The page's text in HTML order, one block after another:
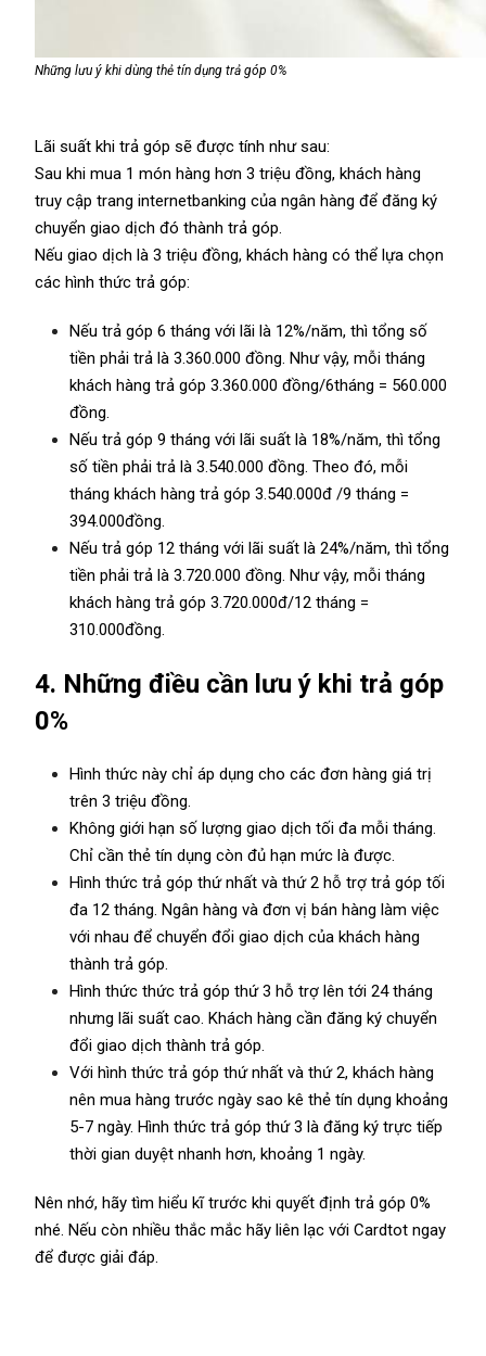
Những lưu ý khi dùng thẻ tín dụng trả góp 0%
Lãi suất khi trả góp sẽ được tính như sau:
Sau khi mua 1 món hàng hơn 3 triệu đồng, khách hàng
truy cập trang internetbanking của ngân hàng để đăng ký
chuyển giao dịch đó thành trả góp.
Nếu giao dịch là 3 triệu đồng, khách hàng có thể lựa chọn
các hình thức trả góp:
Nếu trả góp 6 tháng với lãi là 12%/năm, thì tổng số
tiền phải trả là 3.360.000 đồng. Như vậy, mỗi tháng
khách hàng trả góp 3.360.000 đồng/6tháng = 560.000
đồng.
Nếu trả góp 9 tháng với lãi suất là 18%/năm, thì tổng
số tiền phải trả là 3.540.000 đồng. Theo đó, mỗi
tháng khách hàng trả góp 3.540.000đ /9 tháng =
394.000đồng.
Nếu trả góp 12 tháng với lãi suất là 24%/năm, thì tổng
tiền phải trả là 3.720.000 đồng. Như vậy, mỗi tháng
khách hàng trả góp 3.720.000đ/12 tháng =
310.000đồng.
4. Những điều cần lưu ý khi trả góp
0%
Hình thức này chỉ áp dụng cho các đơn hàng giá trị
trên 3 triệu đồng.
Không giới hạn số lượng giao dịch tối đa mỗi tháng.
Chỉ cần thẻ tín dụng còn đủ hạn mức là được.
Hình thức trả góp thứ nhất và thứ 2 hỗ trợ trả góp tối
đa 12 tháng. Ngân hàng và đơn vị bán hàng làm việc
với nhau để chuyển đổi giao dịch của khách hàng
thành trả góp.
Hình thức thức trả góp thứ 3 hỗ trợ lên tới 24 tháng
nhưng lãi suất cao. Khách hàng cần đăng ký chuyển
đổi giao dịch thành trả góp.
Với hình thức trả góp thứ nhất và thứ 2, khách hàng
nên mua hàng trước ngày sao kê thẻ tín dụng khoảng
5-7 ngày. Hình thức trả góp thứ 3 là đăng ký trực tiếp
thời gian duyệt nhanh hơn, khoảng 1 ngày.
Nên nhớ, hãy tìm hiểu kĩ trước khi quyết định trả góp 0%
nhé. Nếu còn nhiều thắc mắc hãy liên lạc với Cardtot ngay
để được giải đáp.